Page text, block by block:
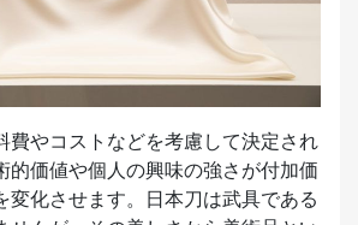
費やコストなどを考慮して決定され
的価値や個人の興味の強さが付加価
変化させます。日本刀は武具である